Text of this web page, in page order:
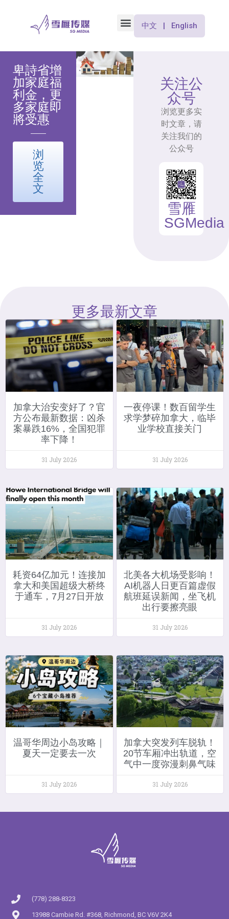
中文 | English
卑詩省增
加家庭福
利金，更
多家庭即
將受惠
浏
览
全
文
关注公
众号
浏览更多实
时文章，请
关注我们的
公众号
雪雁
SGMedia
更多最新文章
加拿大治安变好了？官
方公布最新数据：凶杀
案暴跌16%，全国犯罪
率下降！
31 July 2026
一夜停课！数百留学生
求学梦碎加拿大，临毕
业学校直接关门
31 July 2026
耗资64亿加元！连接加
拿大和美国超级大桥终
于通车，7月27日开放
31 July 2026
北美各大机场受影响！
AI机器人日更百篇虚假
航班延误新闻，坐飞机
出行要擦亮眼
31 July 2026
温哥华周边小岛攻略｜
夏天一定要去一次
31 July 2026
加拿大突发列车脱轨！
20节车厢冲出轨道，空
气中一度弥漫刺鼻气味
31 July 2026
(778) 288-8323
13988 Cambie Rd. #368, Richmond, BC V6V 2K4